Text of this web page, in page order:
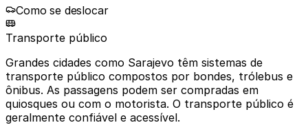
Como se deslocar
Transporte público
Grandes cidades como Sarajevo têm sistemas de
transporte público compostos por bondes, trólebus e
ônibus. As passagens podem ser compradas em
quiosques ou com o motorista. O transporte público é
geralmente confiável e acessível.